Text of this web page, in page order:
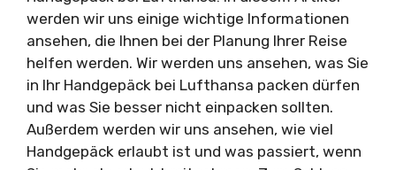
werden wir uns einige wichtige Informationen
ansehen, die Ihnen bei der Planung Ihrer Reise
helfen werden. Wir werden uns ansehen, was Sie
in Ihr Handgepäck bei Lufthansa packen dürfen
und was Sie besser nicht einpacken sollten.
Außerdem werden wir uns ansehen, wie viel
Handgepäck erlaubt ist und was passiert, wenn